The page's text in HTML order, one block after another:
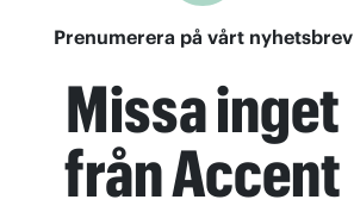
Prenumerera på vårt nyhetsbrev
Missa inget
från Accent